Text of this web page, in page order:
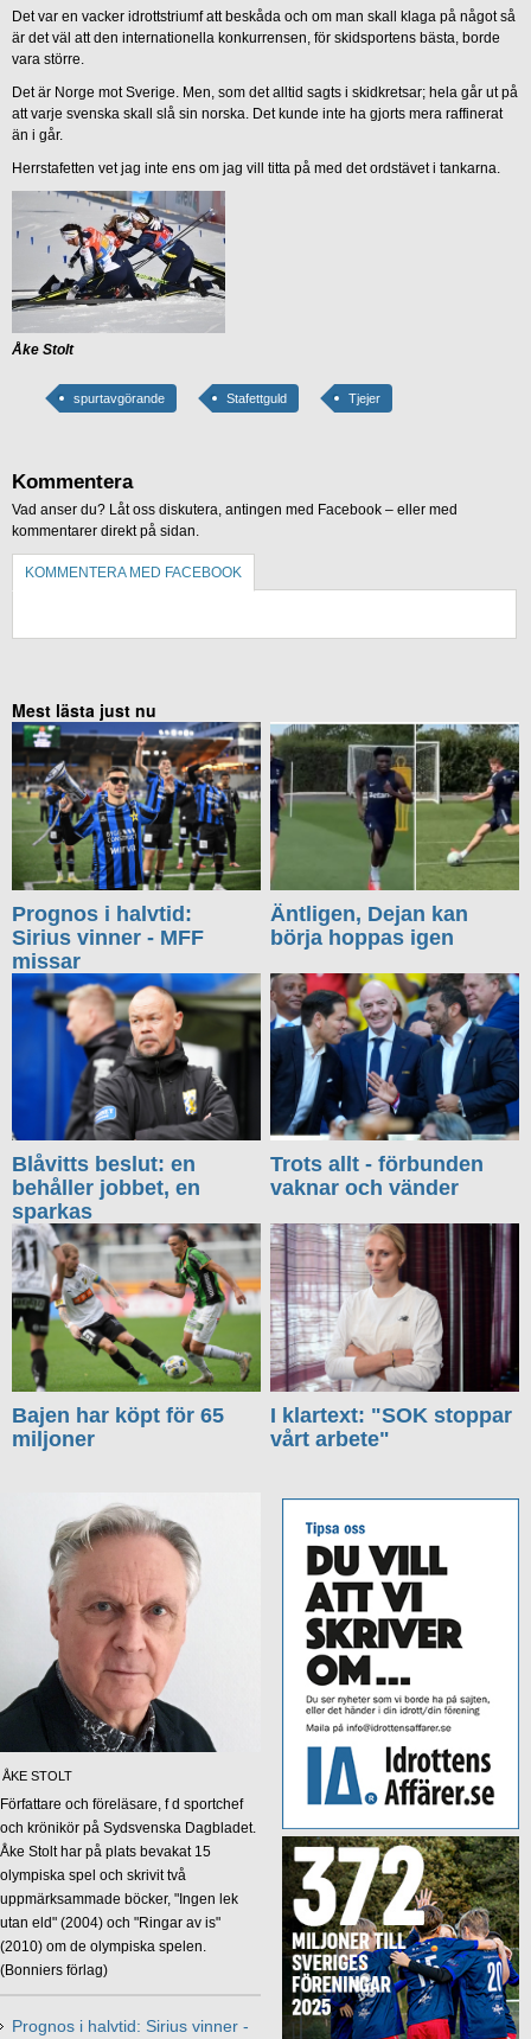
Det var en vacker idrottstriumf att beskåda och om man skall klaga på något så
är det väl att den internationella konkurrensen, för skidsportens bästa, borde
vara större.
Det är Norge mot Sverige. Men, som det alltid sagts i skidkretsar; hela går ut på
att varje svenska skall slå sin norska. Det kunde inte ha gjorts mera raffinerat
än i går.
Herrstafetten vet jag inte ens om jag vill titta på med det ordstävet i tankarna.
Åke Stolt
spurtavgörande Stafettguld Tjejer
Kommentera
Vad anser du? Låt oss diskutera, antingen med Facebook – eller med
kommentarer direkt på sidan.
KOMMENTERA MED FACEBOOK
Mest lästa just nu
Prognos i halvtid:
Sirius vinner - MFF
missar
Äntligen, Dejan kan
börja hoppas igen
Blåvitts beslut: en
behåller jobbet, en
sparkas
Trots allt - förbunden
vaknar och vänder
Bajen har köpt för 65
miljoner
I klartext: "SOK stoppar
vårt arbete"
ÅKE STOLT
Författare och föreläsare, f d sportchef
och krönikör på Sydsvenska Dagbladet.
Åke Stolt har på plats bevakat 15
olympiska spel och skrivit två
uppmärksammade böcker, "Ingen lek
utan eld" (2004) och "Ringar av is"
(2010) om de olympiska spelen.
(Bonniers förlag)
Prognos i halvtid: Sirius vinner -